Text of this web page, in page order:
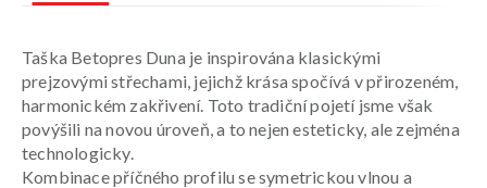
Taška Betopres Duna je inspirována klasickými
prejzovými střechami, jejichž krása spočívá v přirozeném,
harmonickém zakřivení. Toto tradiční pojetí jsme však
povýšili na novou úroveň, a to nejen esteticky, ale zejména
technologicky.
Kombinace příčného profilu se symetrickou vlnou a